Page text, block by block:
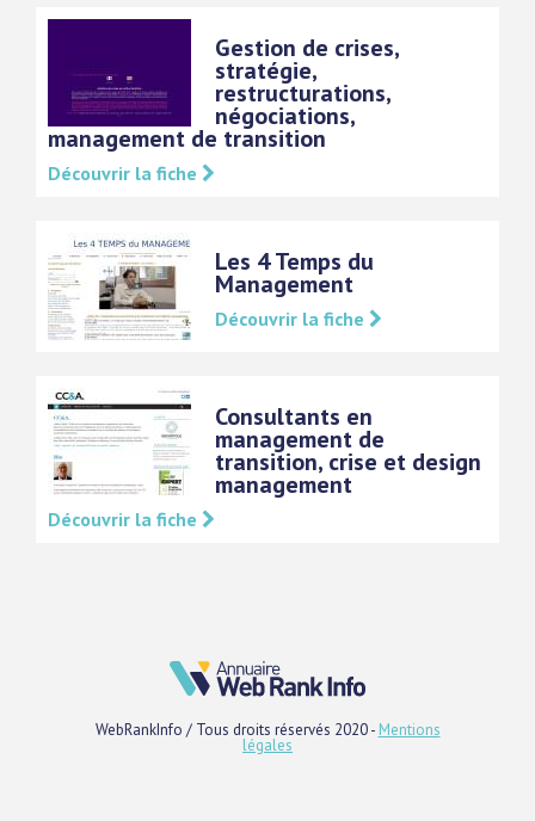
Gestion de crises,
stratégie,
restructurations,
négociations,
management de transition
Découvrir la fiche
Les 4 Temps du
Management
Découvrir la fiche
Consultants en
management de
transition, crise et design
management
Découvrir la fiche
WebRankInfo / Tous droits réservés 2020 - Mentions
légales